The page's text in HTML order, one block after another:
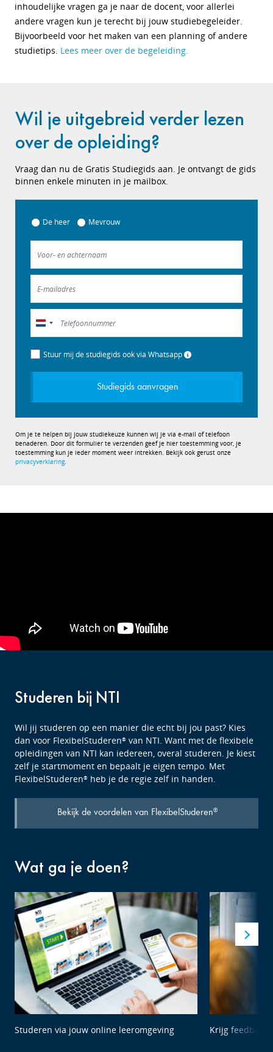
inhoudelijke vragen ga je naar de docent, voor allerlei
andere vragen kun je terecht bij jouw studiebegeleider.
Bijvoorbeeld voor het maken van een planning of andere
studietips. Lees meer over de begeleiding.
Wil je uitgebreid verder lezen
over de opleiding?
Vraag dan nu de Gratis Studiegids aan. Je ontvangt de gids
binnen enkele minuten in je mailbox.
De heer Mevrouw
Nederland
+31
Stuur mij de studiegids ook via Whatsapp
Studiegids aanvragen
Om je te helpen bij jouw studiekeuze kunnen wij je via e-mail of telefoon
benaderen. Door dit formulier te verzenden geef je hier toestemming voor, je
toestemming kun je ieder moment weer intrekken. Bekijk ook gerust onze
privacyverklaring.
Studeren bij NTI
Wil jij studeren op een manier die echt bij jou past? Kies
dan voor FlexibelStuderen® van NTI. Want met de flexibele
opleidingen van NTI kan iedereen, overal studeren. Je kiest
zelf je startmoment en bepaalt je eigen tempo. Met
FlexibelStuderen® heb je de regie zelf in handen.
Bekijk de voordelen van FlexibelStuderen®
Wat ga je doen?
Studeren via jouw online leeromgeving Krijg feedback